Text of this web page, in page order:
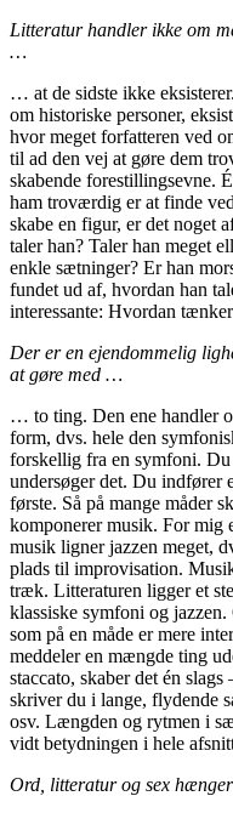
Litteratur handler ikke om
…
… at de sidste ikke
om historiske personer,
hvor meget forfatteren ved
til ad den vej at gøre dem
skabende forestillingsevne.
ham troværdig er at finde
skabe en figur, er det noget
taler han? Taler han meget
enkle sætninger? Er han
fundet ud af, hvordan han
interessante: Hvordan
Der er en ejendommelig
at gøre med …
… to ting. Den ene handler
form, dvs. hele den
forskellig fra en symfoni.
undersøger det. Du indfører
første. Så på mange måder
komponerer musik. For mig
musik ligner jazzen meget,
plads til improvisation.
træk. Litteraturen ligger et
klassiske symfoni og
som på en måde er mere
meddeler en mængde ting
staccato, skaber det én
skriver du i lange, flydende
osv. Længden og rytmen i
vidt betydningen i hele
Ord, litteratur og sex